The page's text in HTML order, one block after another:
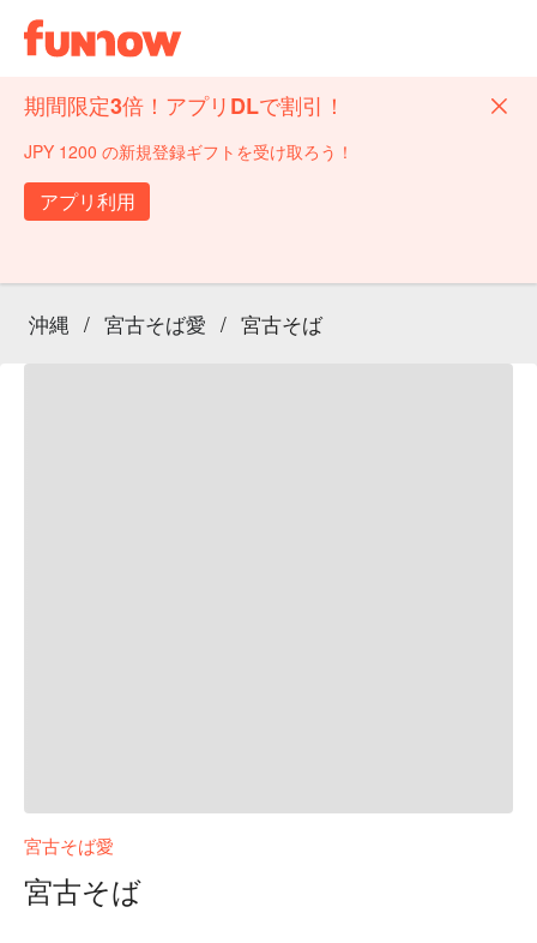
期間限定3倍！アプリDLで割引！
JPY 1200 の新規登録ギフトを受け取ろう！
アプリ利用
沖縄 / 宮古そば愛 / 宮古そば
宮古そば愛
宮古そば